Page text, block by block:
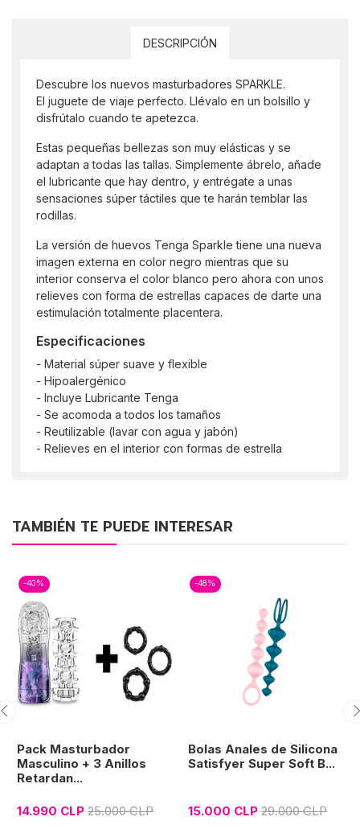
DESCRIPCIÓN
Descubre los nuevos masturbadores SPARKLE.
El juguete de viaje perfecto. Llévalo en un bolsillo y
disfrútalo cuando te apetezca.
Estas pequeñas bellezas son muy elásticas y se
adaptan a todas las tallas. Simplemente ábrelo, añade
el lubricante que hay dentro, y entrégate a unas
sensaciones súper táctiles que te harán temblar las
rodillas.
La versión de huevos Tenga Sparkle tiene una nueva
imagen externa en color negro mientras que su
interior conserva el color blanco pero ahora con unos
relieves con forma de estrellas capaces de darte una
estimulación totalmente placentera.
Especificaciones
- Material súper suave y flexible
- Hipoalergénico
- Incluye Lubricante Tenga
- Se acomoda a todos los tamaños
- Reutilizable (lavar con agua y jabón)
- Relieves en el interior con formas de estrella
TAMBIÉN TE PUEDE INTERESAR
-40%
Pack Masturbador
Masculino + 3 Anillos
Retardan...
14.990 CLP 25.000 CLP
-48%
Bolas Anales de Silicona
Satisfyer Super Soft B...
15.000 CLP 29.000 CLP